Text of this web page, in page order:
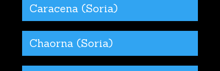
Caracena (Soria)
Chaorna (Soria)